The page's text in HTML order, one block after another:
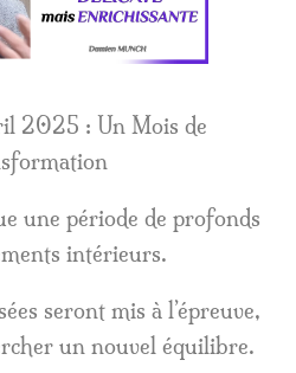
2025 : Un Mois de
une période de profonds
intérieurs.
seront mis à l’épreuve,
un nouvel équilibre.